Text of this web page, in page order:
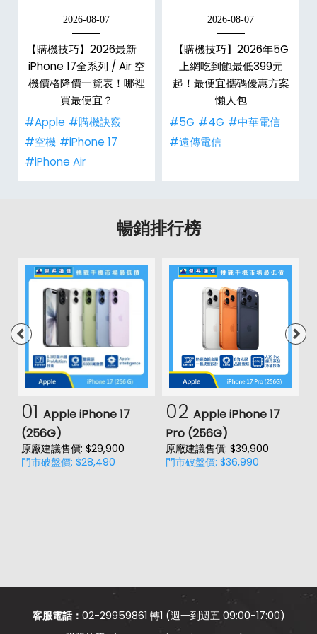
2026-08-07
【購機技巧】2026最新｜
iPhone 17全系列 / Air 空
機價格降價一覽表！哪裡
買最便宜？
#Apple #購機訣竅
#空機 #iPhone 17
#iPhone Air
2026-08-07
【購機技巧】2026年5G
上網吃到飽最低399元
起！最便宜攜碼優惠方案
懶人包
#5G #4G #中華電信
#遠傳電信
暢銷排行榜
01 Apple iPhone 17
(256G)
原廠建議售價: $29,900
門市破盤價: $28,490
02 Apple iPhone 17
Pro (256G)
原廠建議售價: $39,900
門市破盤價: $36,990
客服電話： 02-29959861 轉1 (週一到週五 09:00-17:00)